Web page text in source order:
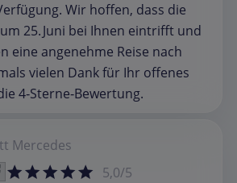
Wir hoffen, dass die
25. Juni bei Ihnen eintrifft und
eine angenehme Reise nach
vielen Dank für Ihr offenes
4‑Sterne‑Bewertung.
Mercedes
5,0/5